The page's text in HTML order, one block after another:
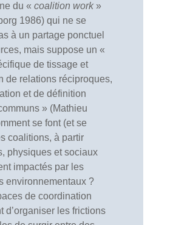
du « coalition work»
1986) qui ne se
à un partage ponctuel
mais suppose un «
de tissage et
de relations réciproques,
et de définition
» (Mathieu
se font (et se
coalitions, à partir
physiques et sociaux
impactés par les
environnementaux ?
de coordination
d’organiser les frictions